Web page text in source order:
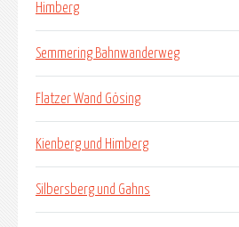
Himberg
Semmering Bahnwanderweg
Flatzer Wand Gösing
Kienberg und Himberg
Silbersberg und Gahns